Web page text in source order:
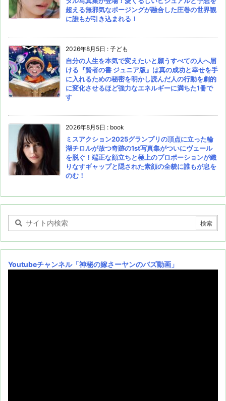
超える無邪気なポージングが融合した圧巻の世界観
に誰もが引き込まれる！
2026年8月5日 : 子ども
自分の人生を本気で変えたいと願うすべての人へ届
ける『賢者の書 ジュニア版』は真の成功と幸せを手
に入れるための秘密を明かし読んだ人の行動を劇的
に変化させるほど強力なエネルギーに満ちた1冊で
す
2026年8月5日 : book
ミスアクション2025グランプリの頂点に立った輪
湖チロルが放つ奇跡の1st写真集がついにヴェール
を脱ぐ！端正な顔立ちと極上のプロポーションが織
りなすギャップと隠された素顔の全貌に誰もが息を
のむ！
Youtubeチャンネル「神秘の嫁さーヤンのバズ動画」